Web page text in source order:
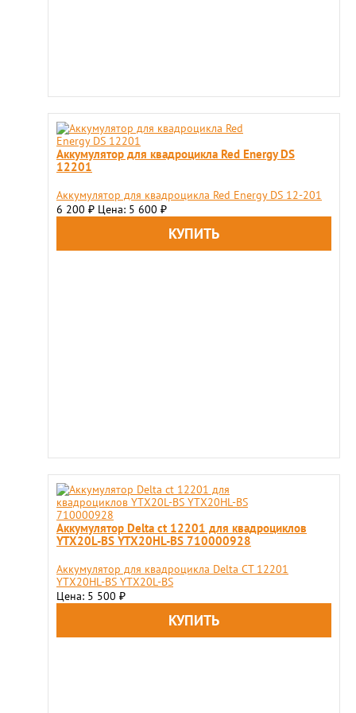
Аккумулятор для квадроцикла Red Energy DS
12201
Аккумулятор для квадроцикла Red Energy DS 12-201
6 200 ₽ Цена: 5 600 ₽
Аккумулятор Delta ct 12201 для квадроциклов
YTX20L-BS YTX20HL-BS 710000928
Аккумулятор для квадроцикла Delta CT 12201
YTX20HL-BS YTX20L-BS
Цена: 5 500 ₽